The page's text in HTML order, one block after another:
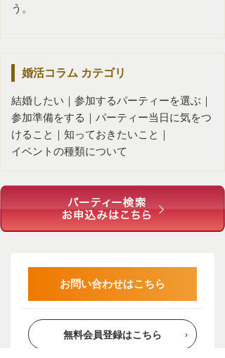
う。
婚活コラム カテゴリ
結婚したい ｜ 参加するパーティーを選ぶ ｜
参加準備をする ｜ パーティー当日に気をつ
けること ｜ 知っておきたいこと ｜
イベントの種類について
お問い合わせはこちら
無料会員登録はこちら